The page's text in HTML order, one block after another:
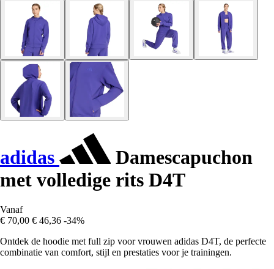
adidas
Damescapuchon
met volledige rits D4T
Vanaf
€ 70,00 € 46,36 -34%
Ontdek de hoodie met full zip voor vrouwen adidas D4T, de perfecte
combinatie van comfort, stijl en prestaties voor je trainingen.